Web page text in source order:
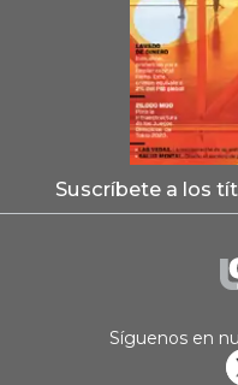
Suscríbete a los
Síguenos en